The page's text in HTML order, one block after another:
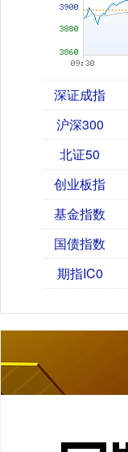
深证成指
沪深300
北证50
创业板指
基金指数
国债指数
期指IC0